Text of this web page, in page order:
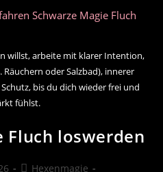
willst, arbeite mit klarer Intention,
Räuchern oder Salzbad), innerer
bis du dich wieder frei und
fühlst.
Fluch loswerden
Beitrags-
Hexenmagie